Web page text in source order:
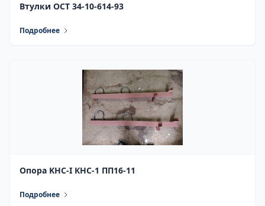
Втулки ОСТ 34-10-614-93
Подробнее
Опора KHC-I КНС-1 ПП16-11
Подробнее